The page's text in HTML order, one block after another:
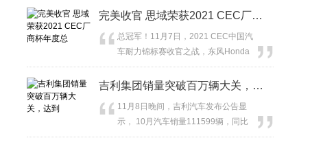
完美收官 思域荣获2021 CEC厂商杯年度总
总冠军！11月7日，2021 CEC中国汽
车耐力锦标赛收官之战，东风Honda
Racing Team（简...
吉利集团销量突破百万辆大关，达到
11月8日晚间，吉利汽车发布公告显
示， 10月汽车销量111599辆，同比
减少20%，环比...